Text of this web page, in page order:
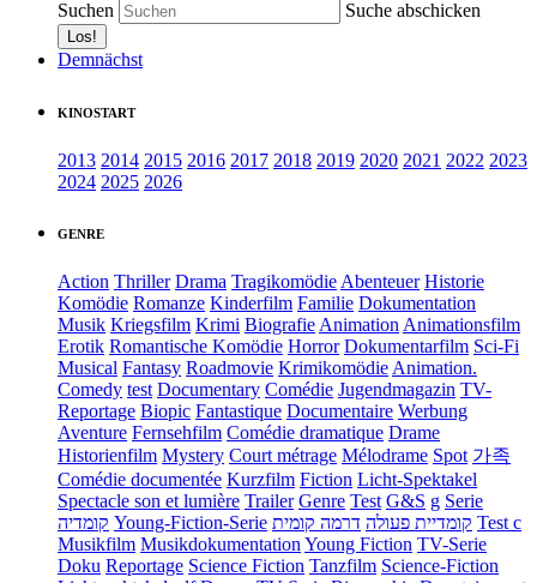
Suchen Suche abschicken
Demnächst
KINOSTART
2013 2014 2015 2016 2017 2018 2019 2020 2021 2022 2023
2024 2025 2026
GENRE
Action Thriller Drama TragikomödieAbenteuer Historie
Komödie Romanze Kinderfilm Familie Dokumentation
Musik Kriegsfilm Krimi BiografieAnimationAnimationsfilm
Erotik Romantische Komödie Horror Dokumentarfilm Sci-Fi
Musical Fantasy Roadmovie KrimikomödieAnimation.
Comedy test Documentary Comédie Jugendmagazin TV-
Reportage Biopic Fantastique Documentaire Werbung
Aventure Fernsehfilm Comédie dramatique Drame
Historienfilm Mystery Court métrage Mélodrame Spot 가족
Comédie documentée Kurzfilm Fiction Licht-Spektakel
Spectacle son et lumière Trailer Genre Test G&S g Serie
קומדיה Young-Fiction-Serie קומדיית פעולה דרמה קומית
Test c
Musikfilm MusikdokumentationYoung Fiction TV-Serie
Doku Reportage Science Fiction Tanzfilm Science-Fiction